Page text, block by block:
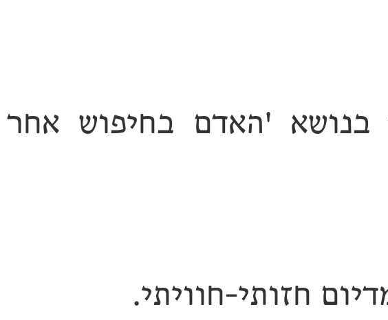
בנושא 'האדם בחיפוש אחר
חזותי-חוויתי.